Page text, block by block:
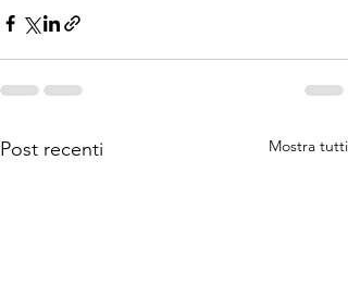
Post recenti Mostra tutti